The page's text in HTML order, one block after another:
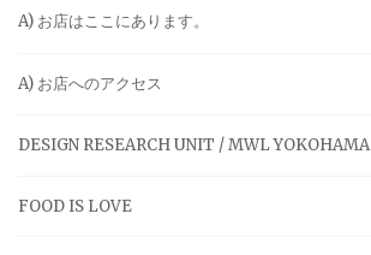
A) お店はここにあります。
A) お店へのアクセス
DESIGN RESEARCH UNIT / MWL YOKOHAMA
FOOD IS LOVE